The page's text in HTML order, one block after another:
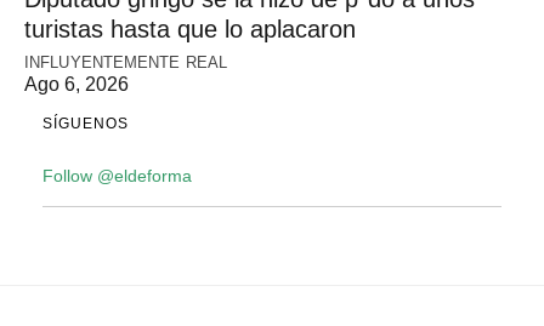
turistas hasta que lo aplacaron
INFLUYENTEMENTE REAL
Ago 6, 2026
SÍGUENOS
Follow @eldeforma